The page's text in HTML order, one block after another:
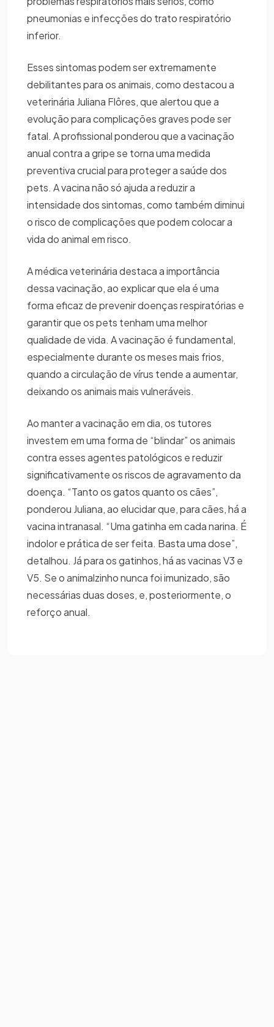
pneumonias e infecções do trato respiratório
inferior.
Esses sintomas podem ser extremamente
debilitantes para os animais, como destacou a
veterinária Juliana Flôres, que alertou que a
evolução para complicações graves pode ser
fatal. A profissional ponderou que a vacinação
anual contra a gripe se torna uma medida
preventiva crucial para proteger a saúde dos
pets. A vacina não só ajuda a reduzir a
intensidade dos sintomas, como também diminui
o risco de complicações que podem colocar a
vida do animal em risco.
A médica veterinária destaca a importância
dessa vacinação, ao explicar que ela é uma
forma eficaz de prevenir doenças respiratórias e
garantir que os pets tenham uma melhor
qualidade de vida. A vacinação é fundamental,
especialmente durante os meses mais frios,
quando a circulação de vírus tende a aumentar,
deixando os animais mais vulneráveis.
Ao manter a vacinação em dia, os tutores
investem em uma forma de “blindar” os animais
contra esses agentes patológicos e reduzir
significativamente os riscos de agravamento da
doença. “Tanto os gatos quanto os cães”,
ponderou Juliana, ao elucidar que, para cães, há a
vacina intranasal. “Uma gatinha em cada narina. É
indolor e prática de ser feita. Basta uma dose”,
detalhou. Já para os gatinhos, há as vacinas V3 e
V5. Se o animalzinho nunca foi imunizado, são
necessárias duas doses, e, posteriormente, o
reforço anual.